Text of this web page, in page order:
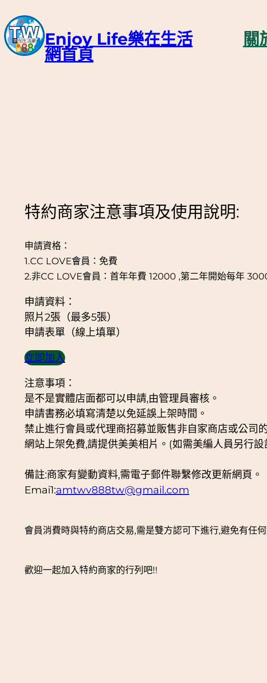
跳
至
主
Enjoy Life樂在生活
網首頁
關
特約商家注意事項及使用說明:
申請資格：
1.CC LOVE會員：免費
2.非CC LOVE會員：首年年費 12000 ,第二年開始每年
申請資料：
照片2張（最多5張）
申請表單（線上填單）
立即加入
注意事項：
是不是實體店面都可以申請,由管理員審核。
申請書務必填寫清楚以免延誤上架時間。
禁止進行會員或代理商招募並販售非自家商店或公司
網站上架免費,請提供美美相片。(如需美編人員另行
備註:商家有變動資料,需電子郵件聯繫修改更新網頁。
Emai1:amtwv888tw@gmail.com
會員消費時與特約商店交易,需是雙方認可下進行,避免有任何
歡迎一起加入特約商家的行列吧!!